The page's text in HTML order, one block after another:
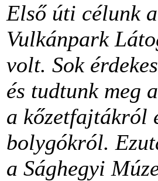
Első úti célunk
Vulkánpark
volt. Sok
és tudtunk meg
a kőzetfajtákról
bolygókról.
a Sághegyi